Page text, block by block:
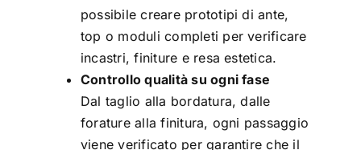
possibile creare prototipi di ante,
top o moduli completi per verificare
incastri, finiture e resa estetica.
Controllo qualità su ogni fase
Dal taglio alla bordatura, dalle
forature alla finitura, ogni passaggio
viene verificato per garantire che il